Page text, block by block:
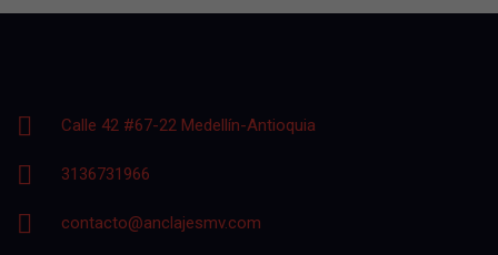
Calle 42 #67-22 Medellín-Antioquia
3136731966
contacto@anclajesmv.com